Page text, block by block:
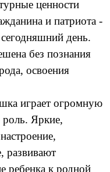
ценности
и патриота -
сегодняшний день.
без познания
освоения
играет огромную
Яркие,
развивают
ребенка к родной